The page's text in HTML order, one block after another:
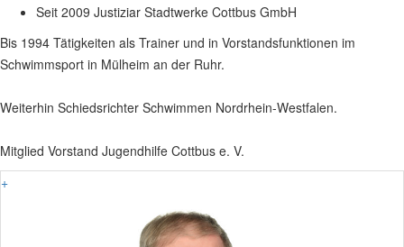
Seit 2009 Justiziar Stadtwerke Cottbus GmbH
Bis 1994 Tätigkeiten als Trainer und in Vorstandsfunktionen im
Schwimmsport in Mülheim an der Ruhr.
Weiterhin Schiedsrichter Schwimmen Nordrhein-Westfalen.
Mitglied Vorstand Jugendhilfe Cottbus e. V.
+